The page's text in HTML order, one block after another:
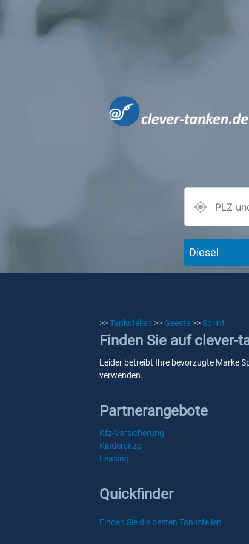
Diesel
>>Tankstellen >> Geeste >>Sprint
Finden Sie auf clever-
Leider betreibt Ihre bevorzugte Marke
verwenden.
Partnerangebote
Kfz-Versicherung
Kindersitze
Leasing
Quickfinder
Finden Sie die besten Tankstellen